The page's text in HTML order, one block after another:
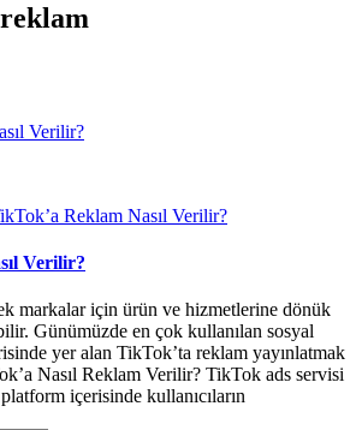
Reklam Nasıl Verilir?
Verilir?
markalar için ürün ve hizmetlerine dönük
Günümüzde en çok kullanılan sosyal
yer alan TikTok’ta reklam yayınlatmak
Nasıl Reklam Verilir? TikTok ads servisi
içerisinde kullanıcıların